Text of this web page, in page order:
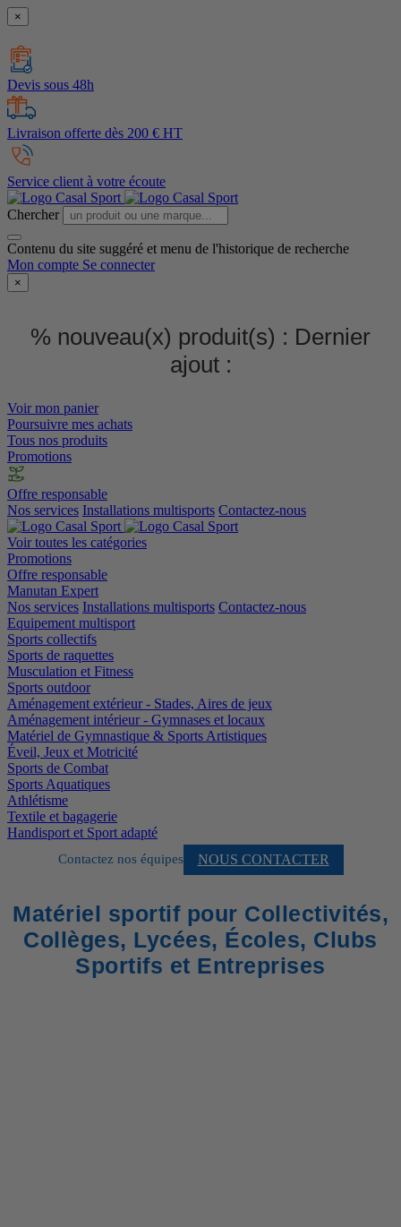
×
Devis sous 48h
Livraison offerte dès 200 € HT
Service client à votre écoute
Chercher
Contenu du site suggéré et menu de l'historique de recherche
Mon compte Se connecter
×
% nouveau(x) produit(s) : Dernier
ajout :
Voir mon panier
Poursuivre mes achats
Tous nos produits
Promotions
Offre responsable
Nos services Installations multisports Contactez-nous
Voir toutes les catégories
Promotions
Offre responsable
Manutan Expert
Nos services Installations multisports Contactez-nous
Equipement multisport
Sports collectifs
Sports de raquettes
Musculation et Fitness
Sports outdoor
Aménagement extérieur - Stades, Aires de jeux
Aménagement intérieur - Gymnases et locaux
Matériel de Gymnastique & Sports Artistiques
Éveil, Jeux et Motricité
Sports de Combat
Sports Aquatiques
Athlétisme
Textile et bagagerie
Handisport et Sport adapté
Contactez nos équipes NOUS CONTACTER
Matériel sportif pour Collectivités,
Collèges, Lycées, Écoles, Clubs
Sportifs et Entreprises